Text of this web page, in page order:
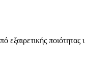
εξαιρετικής ποιότητας